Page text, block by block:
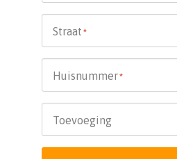
Straat *
Huisnummer*
Toevoeging